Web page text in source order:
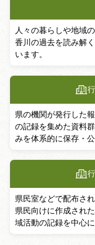
人々の暮らしや地域
香川の過去を読み解
います。
県の機関が発行した
の記録を集めた資料
みを体系的に保存・
県民室などで配布さ
県民向けに作成され
域活動の記録を中心